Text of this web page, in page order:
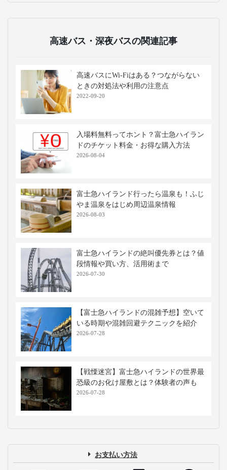
高速バス・深夜バスの関連記事
高速バスにWi-Fiはある？つながらない
ときの対処法や利用の注意点
2022-09-20
入場料無料ってホント？富士急ハイラン
ドのチケット料金・お得な購入方法
2026-08-04
富士急ハイランド行ったら温泉も！ふじ
やま温泉をはじめ周辺温泉情報
2026-08-03
富士急ハイランドの絶叫優先券とは？値
段情報や買い方、活用術まで
2026-07-30
【富士急ハイランドの混雑予想】空いて
いる時期や混雑回避テクニックを紹介
2026-07-28
【戦慄迷宮】富士急ハイランドの世界最
恐級のお化け屋敷とは？体験者の声も
2026-07-28
お支払い方法